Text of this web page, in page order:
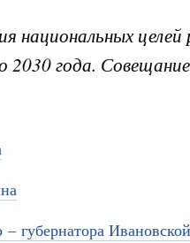
национальных целей
2030 года.
губернатора